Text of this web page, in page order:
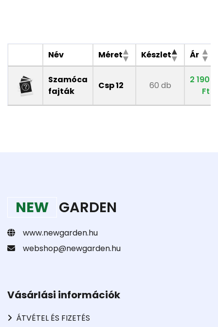
Név Méret Készlet Ár
Szamóca
fajták
Csp 12 60 db
2 190
Ft
NEW GARDEN
www.newgarden.hu
webshop@newgarden.hu
Vásárlási információk
ÁTVÉTEL ÉS FIZETÉS